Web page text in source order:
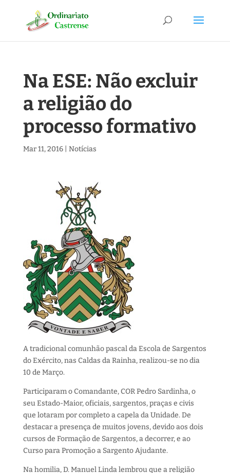
Na ESE: Não excluir
a religião do
processo formativo
Mar 11, 2016| Notícias
A tradicional comunhão pascal da Escola de Sargentos
do Exército, nas Caldas da Rainha, realizou-se no dia
10 de Março.
Participaram o Comandante, COR Pedro Sardinha, o
seu Estado-Maior, oficiais, sargentos, praças e civis
que lotaram por completo a capela da Unidade. De
destacar a presença de muitos jovens, devido aos dois
cursos de Formação de Sargentos, a decorrer, e ao
Curso para Promoção a Sargento Ajudante.
Na homilia, D. Manuel Linda lembrou que a religião